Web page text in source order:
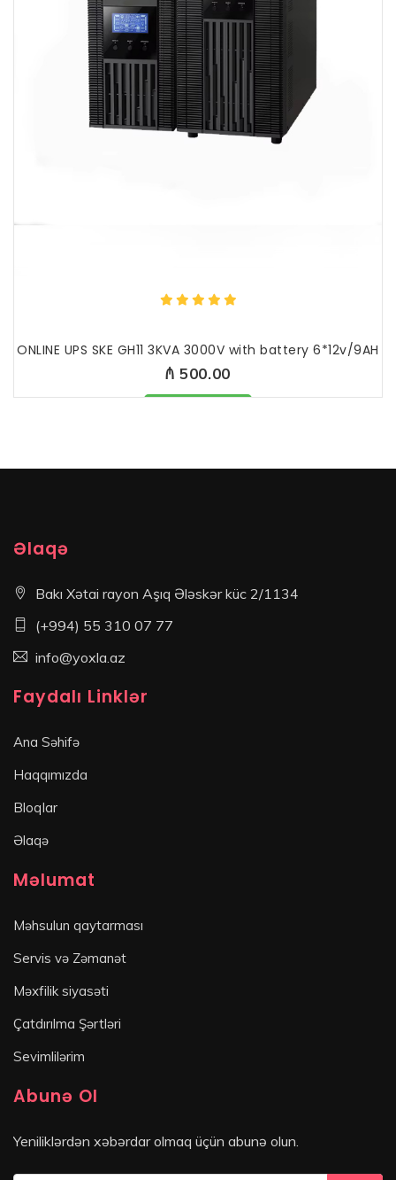
ONLINE UPS SKE GH11 3KVA 3000V with battery 6*12v/9AH
₼ 500.00
Məhsul mövcüddur
Əlaqə
Bakı Xətai rayon Aşıq Ələskər küc 2/1134
(+994) 55 310 07 77
info@yoxla.az
Faydalı Linklər
Ana Səhifə
Haqqımızda
Bloqlar
Əlaqə
Məlumat
Məhsulun qaytarması
Servis və Zəmanət
Məxfilik siyasəti
Çatdırılma Şərtləri
Sevimlilərim
Abunə Ol
Yeniliklərdən xəbərdar olmaq üçün abunə olun.